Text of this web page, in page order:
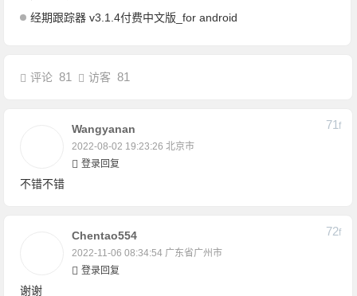
经期跟踪器 v3.1.4付费中文版_for android
评论81 访客81
Wangyanan
2022-08-02 19:23:26 北京市
71F
登录回复
不错不错
Chentao554
2022-11-06 08:34:54 广东省广州市
72F
登录回复
谢谢